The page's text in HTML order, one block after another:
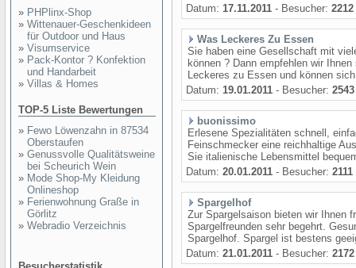
» PHPlinx-Shop
» Wittenauer-Geschenkideen
für Outdoor und Haus
» Visumservice
» Pack-Kontor ? Konfektion
und Handarbeit
» Villas & Homes
TOP-5 Liste Bewertungen
» Fewo Löwenzahn in 87534
Oberstaufen
» Genussvolle Qualitätsweine
bei Scheurich Wein
» Mode Shop-My Kleidung
Onlineshop
» Ferienwohnung Graße in
Görlitz
» Webradio Verzeichnis
Datum: 17.11.2011 - Besucher: 2212
Was Leckeres Zu Essen
Sie haben eine Gesellschaft mit
können ? Dann empfehlen wir
Leckeres zu Essen und können
Datum: 19.01.2011 - Besucher: 2543
buonissimo
Erlesene Spezialitäten schnell,
Feinschmecker eine reichhaltige
Sie italienische Lebensmittel
Datum: 20.01.2011 - Besucher: 2111
Spargelhof
Zur Spargelsaison bieten wir Ihnen
Spargelfreunden sehr begehrt.
Spargelhof. Spargel ist bestens
Datum: 21.01.2011 - Besucher: 2172